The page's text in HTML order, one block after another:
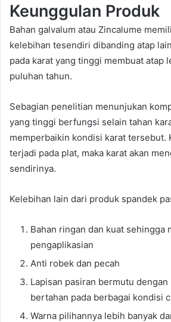
Keunggulan Produk
Bahan galvalum atau Zincalume
kelebihan tesendiri dibanding atap
pada karat yang tinggi membuat atap
puluhan tahun.
Sebagian penelitian menunjukan
yang tinggi berfungsi selain tahan
memperbaikin kondisi karat tersebut.
terjadi pada plat, maka karat akan
sendirinya.
Kelebihan lain dari produk spandek
Bahan ringan dan kuat sehingga
pengaplikasian
Anti robek dan pecah
Lapisan pasiran bermutu
bertahan pada berbagai kondisi
Warna pilihannya lebih banyak